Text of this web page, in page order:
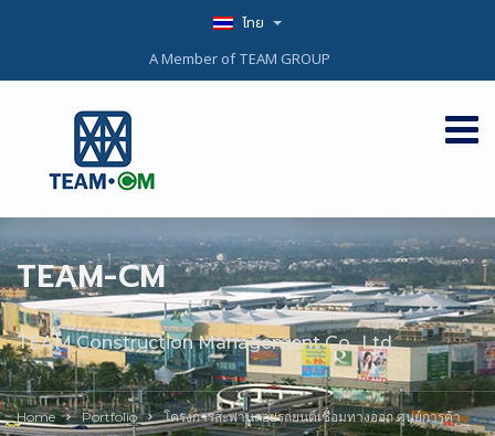
ไทย
A Member of TEAM GROUP
TEAM-CM
TEAM Construction Management Co., Ltd.
Home Portfolio
โครงการสะพานลอยรถยนต์เชื่อมทางออก ศูนย์การค้า